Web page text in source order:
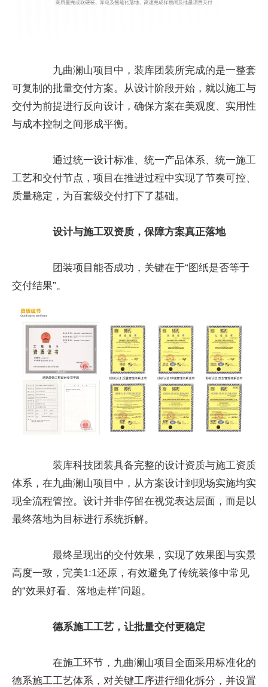
九曲澜山项目中，装库团装所完成的是一整套
可复制的批量交付方案。从设计阶段开始，就以施工与
交付为前提进行反向设计，确保方案在美观度、实用性
与成本控制之间形成平衡。
通过统一设计标准、统一产品体系、统一施工
工艺和交付节点，项目在推进过程中实现了节奏可控、
质量稳定，为百套级交付打下了基础。
设计与施工双资质，保障方案真正落地
团装项目能否成功，关键在于“图纸是否等于
交付结果”。
装库科技团装具备完整的设计资质与施工资质
体系，在九曲澜山项目中，从方案设计到现场实施均实
现全流程管控。设计并非停留在视觉表达层面，而是以
最终落地为目标进行系统拆解。
最终呈现出的交付效果，实现了效果图与实景
高度一致，完美1:1还原，有效避免了传统装修中常见
的“效果好看、落地走样”问题。
德系施工工艺，让批量交付更稳定
在施工环节，九曲澜山项目全面采用标准化的
德系施工工艺体系，对关键工序进行细化拆分，并设置